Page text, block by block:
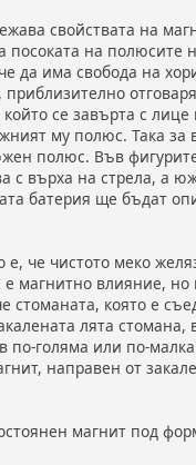
свойствата на
посоката на
да има свобода на
приблизително
се завърта с
му полюс. Така за
полюс. Във
с върха на стрела, а
батерия ще бъдат
чистото меко
магнитно влияние,
стоманата, която е
лята
по-голяма или по-
направен от
магнит под